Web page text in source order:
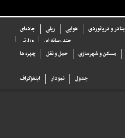
جاده‌ای ریلی هوایی بنادر و دریانوردی
وزارتی
چند رسانه ای
چهره ها حمل و نقل مسکن و شهرسازی
اینفوگراف نمودار جدول